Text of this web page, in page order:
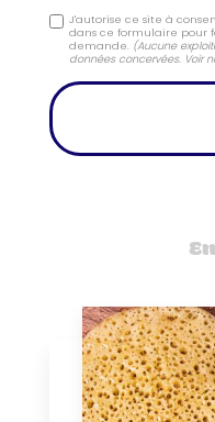
J'autorise ce site à
dans ce formulaire pour
demande. (Aucune
données concervées. Voir